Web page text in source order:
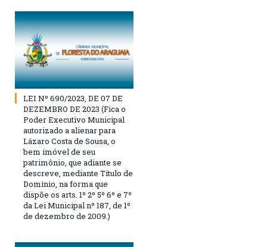
LEI Nº 690/2023, DE 07 DE
DEZEMBRO DE 2023 (Fica o
Poder Executivo Municipal
autorizado a alienar para
Lázaro Costa de Sousa, o
bem imóvel de seu
patrimônio, que adiante se
descreve, mediante Título de
Dominio, na forma que
dispõe os arts. 1º 2º 5º 6º e 7º
da Lei Municipal nº 187, de 1º
de dezembro de 2009.)